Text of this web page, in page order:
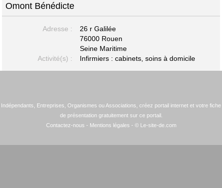
Omont Bénédicte
Adresse :
26 r Galilée
76000 Rouen
Seine Maritime
Activité(s) :
Infirmiers : cabinets, soins à domicile
Indépendants, Entreprises, Organismes ou Associations, créez portail internet et votre fiche
de présentation gratuitement sur ce portail.
Contactez-nous - Mentions légales - © Le-site-de.com